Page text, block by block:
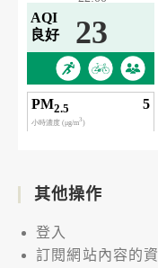
其他操作
登入
訂閱網站內容的資